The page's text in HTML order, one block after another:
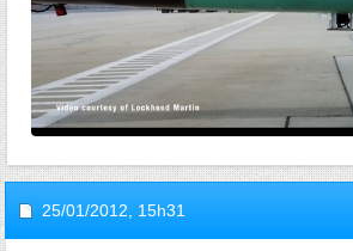
25/01/2012, 15h31